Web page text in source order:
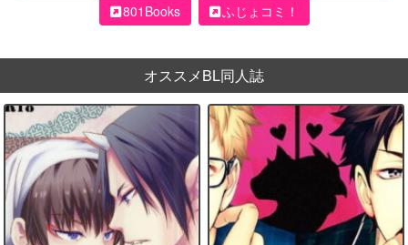
801Books
ふじょコミ！
オススメBL同人誌